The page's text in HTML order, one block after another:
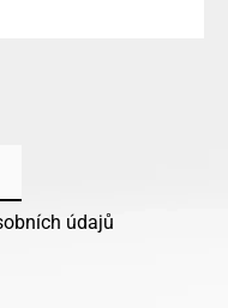
údajů